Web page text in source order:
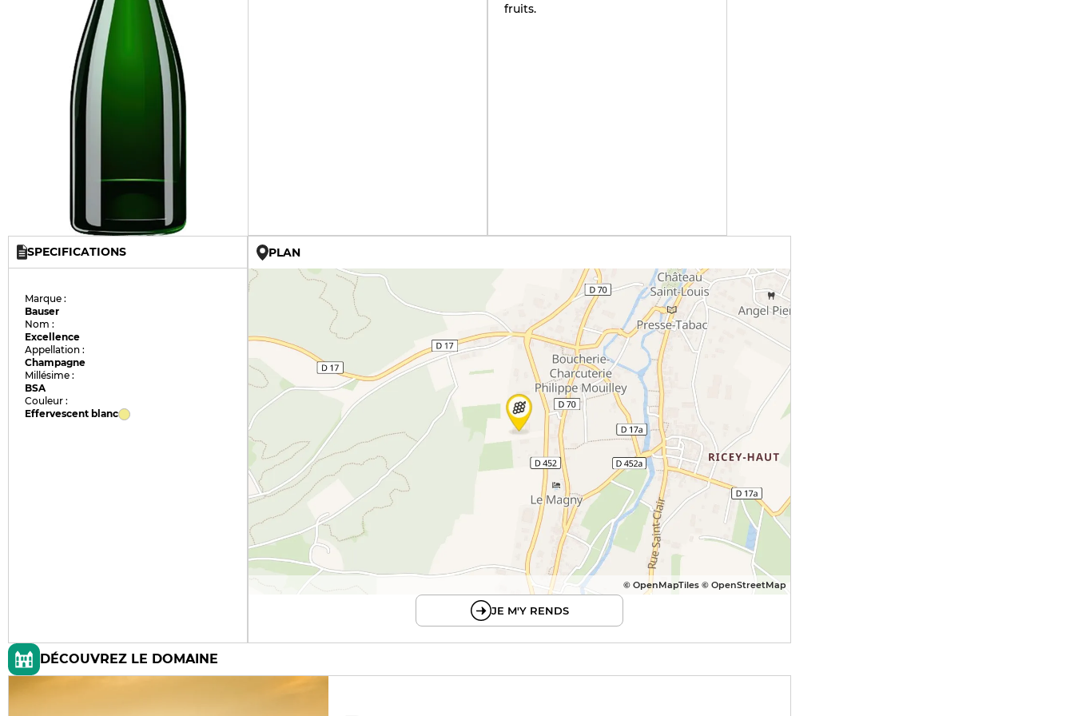
fruits.
SPECIFICATIONS
Marque :
Bauser
Nom :
Excellence
Appellation :
Champagne
Millésime :
BSA
Couleur :
Effervescent blanc
PLAN
© OpenMapTiles © OpenStreetMap
JE M'Y RENDS
DÉCOUVREZ LE DOMAINE